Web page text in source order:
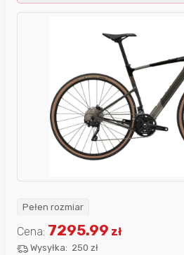
Pełen rozmiar
Cena: 7295.99 zł
Wysyłka: 250 zł